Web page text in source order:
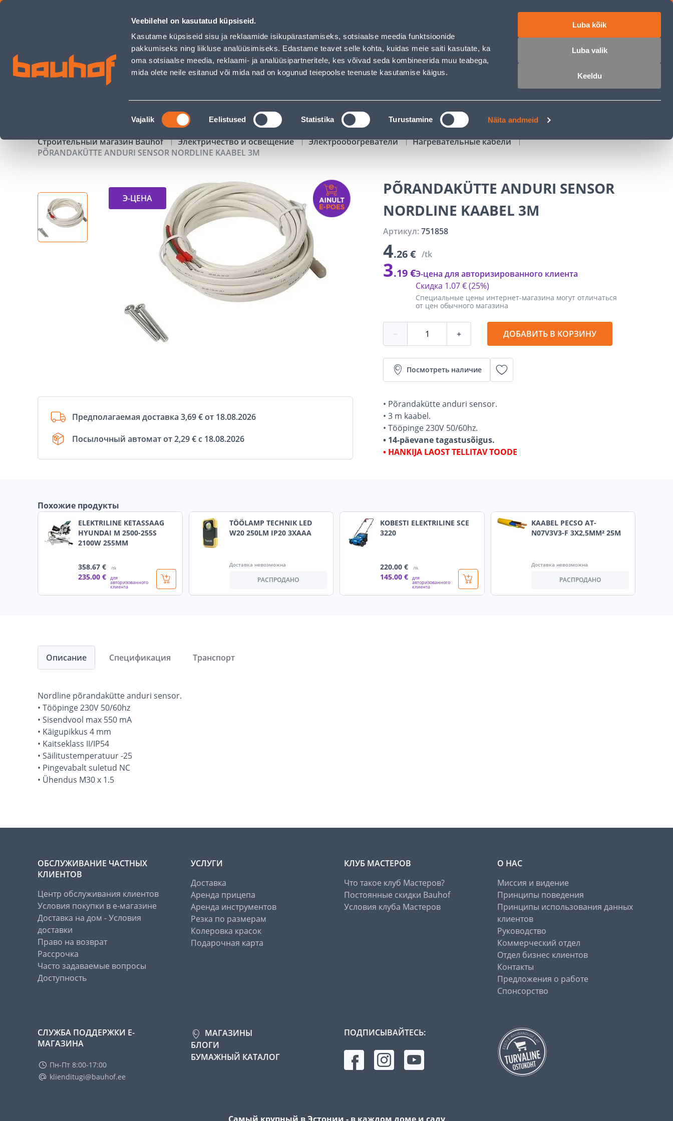
Veebilehel on kasutatud küpsiseid.
Kasutame küpsiseid sisu ja reklaamide isikupärastamiseks, sotsiaalse meedia funktsioonide
pakkumiseks ning liikluse analüüsimiseks. Edastame teavet selle kohta, kuidas meie saiti kasutate, ka
oma sotsiaalse meedia, reklaami- ja analüüsipartneritele, kes võivad seda kombineerida muu teabega,
mida olete neile esitanud või mida nad on kogunud teiepoolse teenuste kasutamise käigus.
Nõusoleku
valik
Vajalik Eelistused Statistika Turustamine Näita andmeid
Luba kõik
Luba valik
Keeldu
PÕRANDAKÜTTE ANDURI SENSOR NORDLINE KAABEL 3M - Bauhof has loaded
Обслуживание бизнес-клиентов Обслуживание частных клиентов Услуги Предложения о работе
ПОИСК
АКЦИИ КАТАЛОГИ АРЕНДА ИНСТРУМЕНТОВ РАССРОЧКА
Строительный магазин Bauhof Электричество и освещение Электрообогреватели
Нагревательные кабели
PÕRANDAKÜTTE ANDURI SENSOR NORDLINE KAABEL 3M
Э-ЦЕНА
Предполагаемая доставка 3,69 € от 18.08.2026
Посылочный автомат от 2,29 € с 18.08.2026
PÕRANDAKÜTTE ANDURI SENSOR
NORDLINE KAABEL 3M
Артикул:751858
4.26 € /tk
3.19 €
Специальные цены интернет-магазина могут отличаться
от цен обычного магазина
Скидка 1.07 €(25%)
Э-цена для авторизированного клиента
− + ДОБАВИТЬ В КОРЗИНУ
Посмотреть наличие
• Põrandakütte anduri sensor.
• 3 m kaabel.
• Tööpinge 230V 50/60hz.
• 14-päevane tagastusõigus.
• HANKIJA LAOST TELLITAV TOODE
Похожие продукты
ELEKTRILINE KETASSAAG
HYUNDAI M 2500-255S
2100W 255MM
358.67 € /tk
235.00 € для
авторизованного
клиента
TÖÖLAMP TECHNIK LED
W20 250LM IP20 3XAAA
Доставка невозможна
РАСПРОДАНО
KOBESTI ELEKTRILINE SCE
3220
220.00 € /tk
145.00 € для
авторизованного
клиента
KAABEL PECSO AT-
N07V3V3-F 3X2,5MM² 25M
Доставка невозможна
РАСПРОДАНО
Описание
Nordline põrandakütte anduri sensor.
• Tööpinge 230V 50/60hz
• Sisendvool max 550 mA
• Käigupikkus 4 mm
• Kaitseklass II/IP54
• Säilitustemperatuur -25
• Pingevabalt suletud NC
• Ühendus M30 x 1.5
Спецификация Транспорт
ОБСЛУЖИВАНИЕ ЧАСТНЫХ
КЛИЕНТОВ
Центр обслуживания клиентов
Условия покупки в е-магазине
Доставка на дом - Условия
доставки
Право на возврат
Рассрочка
Часто задаваемые вопросы
Доступность
УСЛУГИ
Доставка
Аренда прицепа
Аренда инструментов
Резка по размерам
Колеровка красок
Подарочная карта
КЛУБ МАСТЕРОВ
Что такое клуб Мастеров?
Постоянные скидки Bauhof
Условия клуба Мастеров
О НАС
Миссия и видение
Принципы поведения
Принципы использования данных
клиентов
Руководство
Коммерческий отдел
Отдел бизнес клиентов
Контакты
Предложения о работе
Спонсорство
СЛУЖБА ПОДДЕРЖКИ Е-
МАГАЗИНА
Пн-Пт 8:00-17:00
klienditugi@bauhof.ee
МАГАЗИНЫ
БЛОГИ
БУМАЖНЫЙ КАТАЛОГ
ПОДПИСЫВАЙТЕСЬ: